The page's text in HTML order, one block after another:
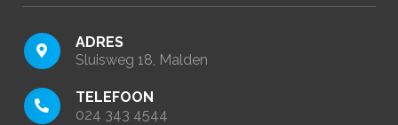
ADRES
Sluisweg 18, Malden
TELEFOON
024 343 4544